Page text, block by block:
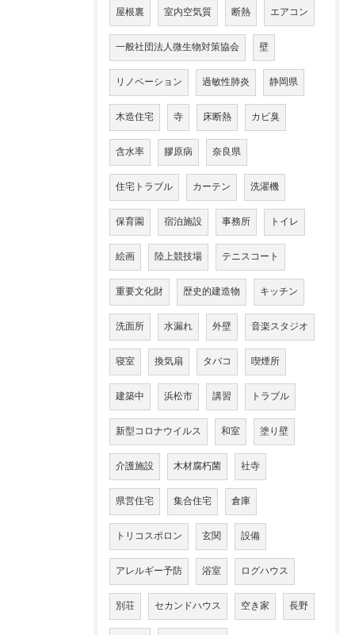
屋根裏 室内空気質 断熱 エアコン
一般社団法人微生物対策協会 壁
リノベーション 過敏性肺炎 静岡県
木造住宅 寺 床断熱 カビ臭
含水率 膠原病 奈良県
住宅トラブル カーテン 洗濯機
保育園 宿泊施設 事務所 トイレ
絵画 陸上競技場 テニスコート
重要文化財 歴史的建造物 キッチン
洗面所 水漏れ 外壁 音楽スタジオ
寝室 換気扇 タバコ 喫煙所
建築中 浜松市 講習 トラブル
新型コロナウイルス 和室 塗り壁
介護施設 木材腐朽菌 社寺
県営住宅 集合住宅 倉庫
トリコスポロン 玄関 設備
アレルギー予防 浴室 ログハウス
別荘 セカンドハウス 空き家 長野